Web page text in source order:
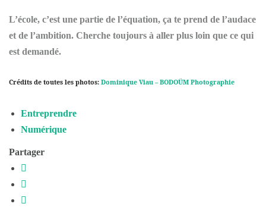
L’école, c’est une partie de l’équation, ça te prend de l’audace
et de l’ambition. Cherche toujours à aller plus loin que ce qui
est demandé.
Crédits de toutes les photos: Dominique Viau – BODOÜM Photographie
Entreprendre
Numérique
Partager